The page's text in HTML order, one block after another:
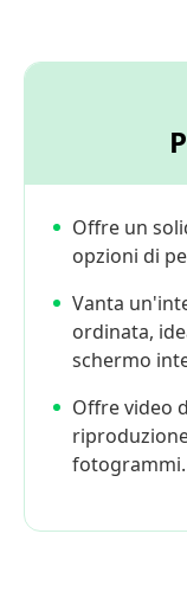
Offre un
opzioni di
Vanta
ordinata,
schermo
Offre video
fotogrammi.